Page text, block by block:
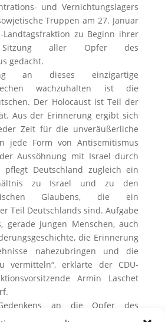
und Vernichtungslagers
Truppen am 27. Januar
Landtagsfraktion zu Beginn ihrer
Sitzung aller Opfer des
gedacht.
an dieses einzigartige
wachzuhalten ist die
Der Holocaust ist Teil der
Aus der Erinnerung ergibt sich
Zeit für die unveräußerliche
jede Form von Antisemitismus
Aussöhnung mit Israel durch
pflegt Deutschland zugleich ein
zu Israel und zu den
Glaubens, die ein
Teil Deutschlands sind. Aufgabe
gerade jungen Menschen, auch
die Erinnerung
nahezubringen und die
vermitteln“, erklärte der CDU-
Armin Laschet
an die Opfer des
am 27. Januar ist seit 1996 ein